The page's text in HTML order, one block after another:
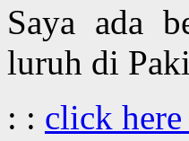
Saya ada
luruh di
: : click